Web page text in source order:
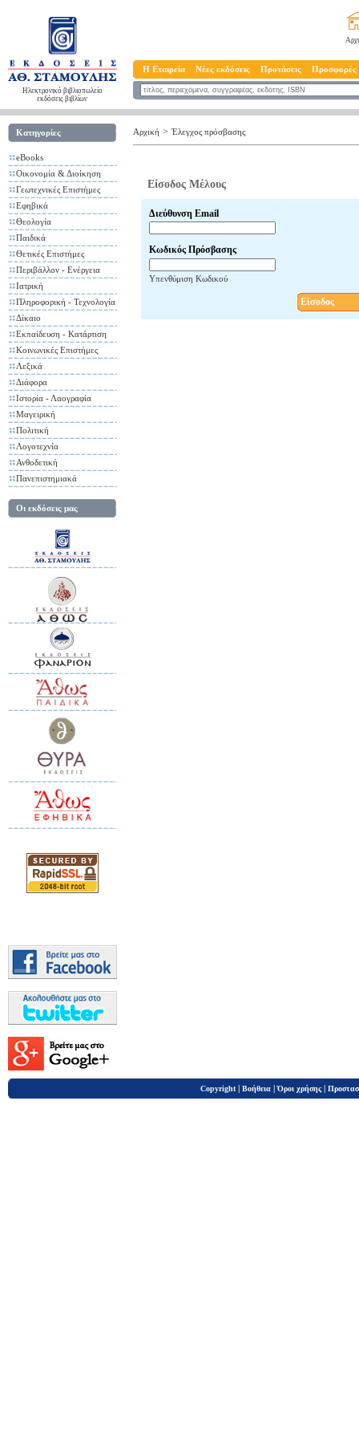
Ηλεκτρονικό βιβλιοπωλείο
εκδόσεις βιβλίων
Η Εταιρεία Νέες εκδόσεις Προτάσεις Προσφορές
Κατηγορίες
eBooks
Οικονομία & Διοίκηση
Γεωτεχνικές Επιστήμες
Εφηβικά
Θεολογία
Παιδικά
Θετικές Επιστήμες
Περιβάλλον - Ενέργεια
Ιατρική
Πληροφορική - Τεχνολογία
Δίκαιο
Εκπαίδευση - Κατάρτιση
Κοινωνικές Επιστήμες
Λεξικά
Διάφορα
Ιστορία - Λαογραφία
Μαγειρική
Πολιτική
Λογοτεχνία
Ανθοδετική
Πανεπιστημιακά
Οι εκδόσεις μας
Αρχική > Έλεγχος πρόσβασης
Είσοδος Μέλους
Διεύθυνση Email
Κωδικός Πρόσβασης
Υπενθύμιση Κωδικού
Είσοδος
Copyright | Βοήθεια |Όροι χρήσης |